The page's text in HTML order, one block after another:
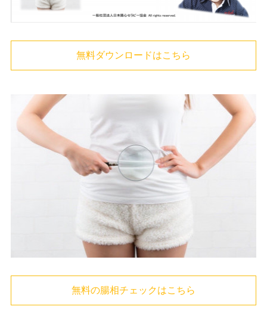
無料ダウンロードはこちら
無料の腸相チェックはこちら